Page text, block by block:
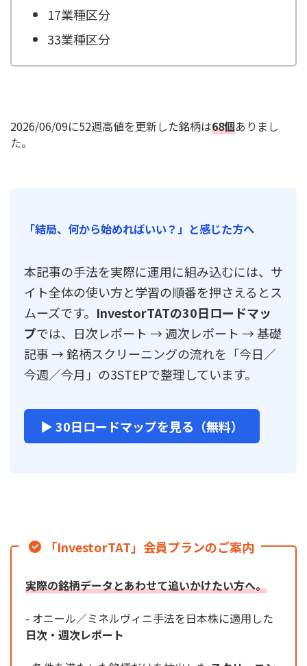
17業種区分
33業種区分
2026/06/09に52週高値を更新した銘柄は68個ありまし
た。
「結局、何から始めればいい？」と感じた方へ
本記事の手法を実際に運用に組み込むには、サ
イト全体の使い方と学習の順番を押さえるとス
ムーズです。 InvestorTATの30日ロードマッ
プでは、日次レポート → 週次レポート → 基礎
記事 → 銘柄スクリーニングの流れを「今日／
今週／今月」の3STEPで整理しています。
▶ 30日ロードマップを見る（無料）
「InvestorTAT」会員プランのご案内
実際の銘柄データとあわせて追いかけたい方へ。
- オニール／ミネルヴィニ手法を日本株に適用した
日次・週次レポート